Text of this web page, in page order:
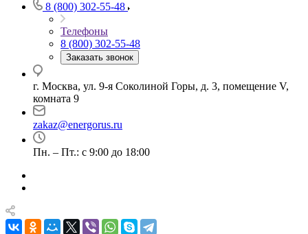
8 (800) 302-55-48
Телефоны
8 (800) 302-55-48
Заказать звонок
г. Москва, ул. 9-я Соколиной Горы, д. 3, помещение V,
комната 9
zakaz@energorus.ru
Пн. – Пт.: с 9:00 до 18:00